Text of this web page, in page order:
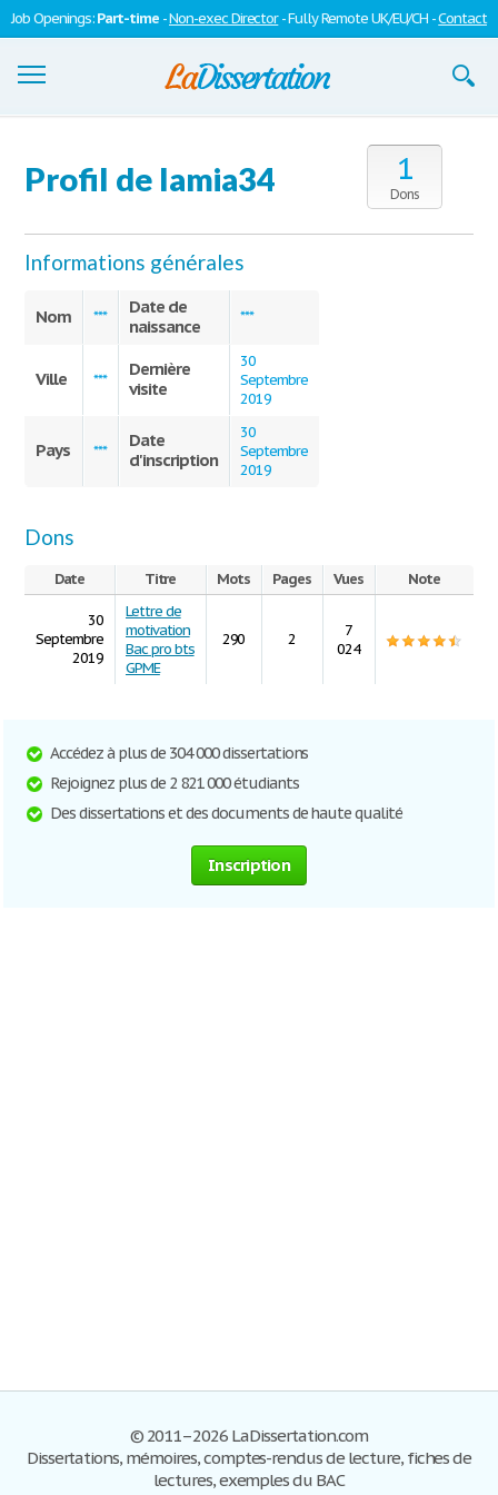
Job Openings:Part-time -Non-exec Director- Fully Remote UK/EU/CH -Contact
S'inscrire
Se connecter
1
Dons
Profil de lamia34
Informations générales
Nom ***
Date de
naissance
***
Ville ***
Dernière
visite
30
Septembre
2019
Pays ***
Date
d'inscription
30
Septembre
2019
Dons
Date Titre Mots Pages Vues Note
30
Septembre
2019
Lettre de
motivation
Bac pro bts
GPME
290 2
7
024
Accédez à plus de 304 000 dissertations
Rejoignez plus de 2 821 000 étudiants
Des dissertations et des documents de haute qualité
Inscription
© 2011–2026 LaDissertation.com
Dissertations, mémoires, comptes-rendus de lecture, fiches de
lectures, exemples du BAC